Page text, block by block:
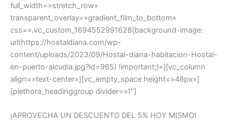
full_width=»stretch_row»
transparent_overlay=»gradient_film_to_bottom»
css=».vc_custom_1694552991628{background-image:
url(https://hostaldiana.com/wp-
content/uploads/2023/09/Hostal-diana-habitacion-Hostal-
en-puerto-alcudia.jpg?id=965) !important;}»][vc_column
align=»text-center»][vc_empty_space height=»48px»]
[plethora_headinggroup divider=»1″]
¡APROVECHA UN DESCUENTO DEL 5% HOY MISMO!